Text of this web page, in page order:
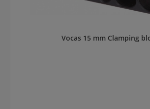
Vocas 15 mm Clamping